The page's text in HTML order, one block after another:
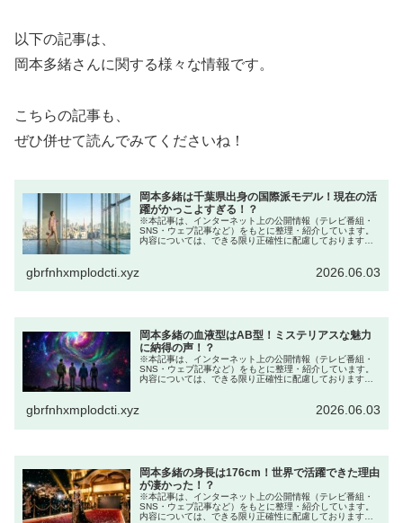
以下の記事は、
岡本多緒さんに関する様々な情報です。
こちらの記事も、
ぜひ併せて読んでみてくださいね！
岡本多緒は千葉県出身の国際派モデル！現在の活
躍がかっこよすぎる！？
※本記事は、インターネット上の公開情報（テレビ番組・
SNS・ウェブ記事など）をもとに整理・紹介しています。
内容については、できる限り正確性に配慮しております
gbrfnhxmplodcti.xyz 2026.06.03
岡本多緒の血液型はAB型！ミステリアスな魅力
に納得の声！？
※本記事は、インターネット上の公開情報（テレビ番組・
SNS・ウェブ記事など）をもとに整理・紹介しています。
内容については、できる限り正確性に配慮しております
gbrfnhxmplodcti.xyz 2026.06.03
岡本多緒の身長は176cm！世界で活躍できた理由
が凄かった！？
※本記事は、インターネット上の公開情報（テレビ番組・
SNS・ウェブ記事など）をもとに整理・紹介しています。
内容については、できる限り正確性に配慮しております